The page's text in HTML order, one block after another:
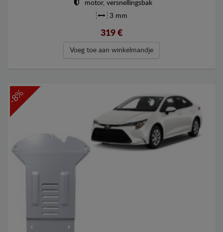
motor, versnellingsbak
3 mm
319 €
Voeg toe aan winkelmandje
-8%